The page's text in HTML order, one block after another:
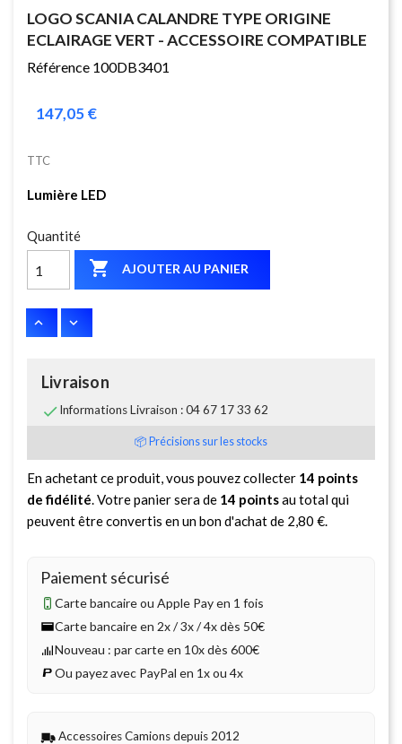
LOGO SCANIA CALANDRE TYPE ORIGINE
ECLAIRAGE VERT - ACCESSOIRE COMPATIBLE
Référence 100DB3401
147,05 €
TTC
Lumière LED
Quantité
 AJOUTER AU PANIER
Livraison
Informations Livraison : 04 67 17 33 62
📦 Précisions sur les stocks
En achetant ce produit, vous pouvez collecter 14 points
de fidélité. Votre panier sera de 14 pointsau total qui
peuvent être convertis en un bon d'achat de 2,80 €.
Paiement sécurisé
Carte bancaire ou Apple Pay en 1 fois
Carte bancaire en 2x / 3x / 4x dès 50€
Nouveau : par carte en 10x dès 600€
Ou payez avec PayPal en 1x ou 4x
Accessoires Camions depuis 2012